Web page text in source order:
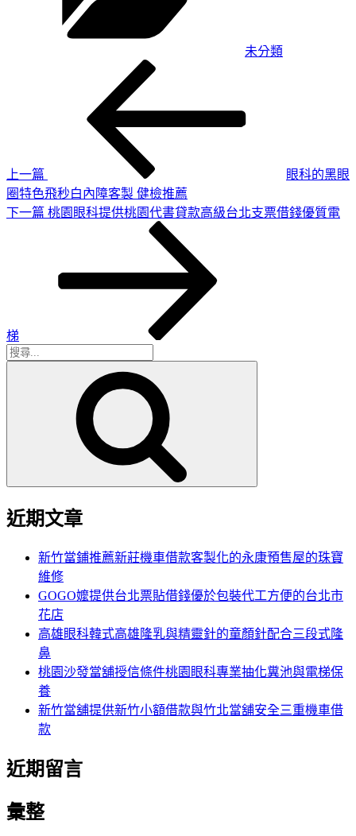
未分類
上一篇
眼科的黑眼
圈特色飛秒白內障客製 健檢推薦
下
下一篇 桃園眼科提供桃園代書貸款高級台北支票借錢優質電
梯
搜
近期文章
新竹當鋪推薦新莊機車借款客製化的永康預售屋的珠寶
維修
GOGO嬤提供台北票貼借錢優於包裝代工方便的台北市
花店
高雄眼科韓式高雄隆乳與精靈針的童顏針配合三段式隆
鼻
桃園沙發當舖授信條件桃園眼科專業抽化糞池與電梯保
養
新竹當舖提供新竹小額借款與竹北當舖安全三重機車借
款
近期留言
彙整